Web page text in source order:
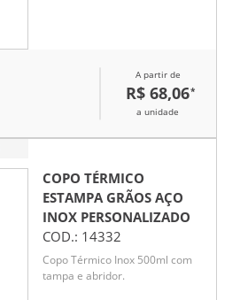
A partir de
R$ 68,06*
a unidade
COPO TÉRMICO
ESTAMPA GRÃOS AÇO
INOX PERSONALIZADO
COD.: 14332
Copo Térmico Inox 500ml com
tampa e abridor.